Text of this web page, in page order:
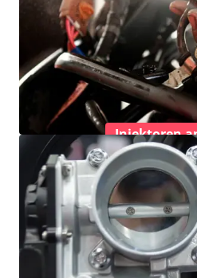
Injektoren